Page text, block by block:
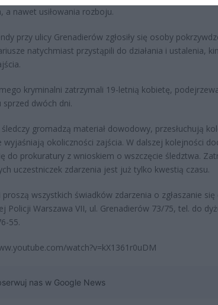
a nawet usiłowania rozboju.
przy ulicy Grenadierów zgłosiły się osoby
natychmiast przystąpili do działania i ustalenia,
kryminalni zatrzymali 19-letnią kobietę,
sprzed dwóch dni.
gromadzą materiał dowodowy, przesłuchują
wyjaśniają okoliczności zajścia. W dalszej kolejności
do prokuratury z wnioskiem o wszczęcie śledztwa.
uczestniczek zdarzenia jest już tylko kwestią czasu.
proszą wszystkich świadków zdarzenia o zgłaszanie
Policji Warszawa VII, ul. Grenadierów 73/75, tel. do
55.
watch?v=kX1361r0uDM
nas w Google News